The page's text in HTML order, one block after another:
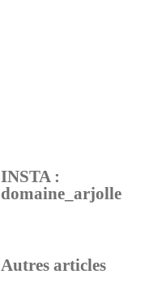
INSTA :
domaine_arjolle
Autres articles